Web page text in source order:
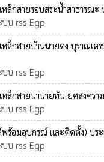
หล็กสายรอบสระน้ำสาธาร
บบ rss Egp
เหล็กสายบ้านนายดง บุรา
บบ rss Egp
เหล็กสายนานายทัน ยศสง
บบ rss Egp
พร้อมอุปกรณ์ และติดตั้ง) ป
บบ rss Egp